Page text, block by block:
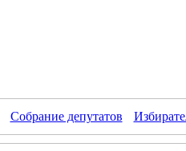
Собрание депутатов